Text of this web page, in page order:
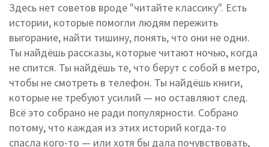
Здесь нет советов вроде "читайте классику". Есть
истории, которые помогли людям пережить
выгорание, найти тишину, понять, что они не одни.
Ты найдёшь рассказы, которые читают ночью, когда
не спится. Ты найдёшь те, что берут с собой в метро,
чтобы не смотреть в телефон. Ты найдёшь книги,
которые не требуют усилий — но оставляют след.
Всё это собрано не ради популярности. Собрано
потому, что каждая из этих историй когда-то
спасла кого-то — или хотя бы дала почувствовать,